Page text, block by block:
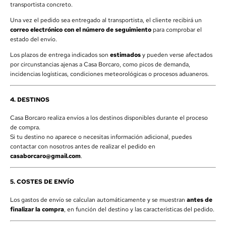
transportista concreto.
Una vez el pedido sea entregado al transportista, el cliente recibirá un
correo electrónico con el número de seguimientopara comprobar el
estado del envío.
Los plazos de entrega indicados son estimadosy pueden verse afectados
por circunstancias ajenas a Casa Borcaro, como picos de demanda,
incidencias logísticas, condiciones meteorológicas o procesos aduaneros.
4. DESTINOS
Casa Borcaro realiza envíos a los destinos disponibles durante el proceso
de compra.
Si tu destino no aparece o necesitas información adicional, puedes
contactar con nosotros antes de realizar el pedido en
casaborcaro@gmail.com.
5. COSTES DE ENVÍO
Los gastos de envío se calculan automáticamente y se muestran antes de
finalizar la compra, en función del destino y las características del pedido.